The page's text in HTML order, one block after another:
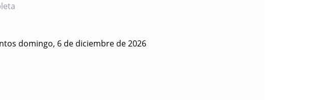
domingo, 6 de diciembre de 2026